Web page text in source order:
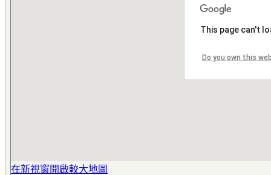
This page can't
Do you own this
在新視窗開啟較大地圖